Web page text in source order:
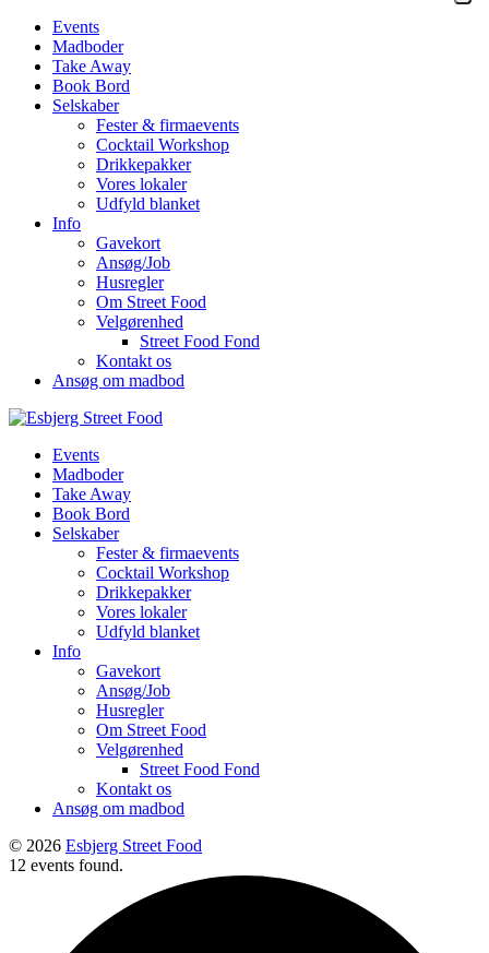
Events
Madboder
Take Away
Book Bord
Selskaber
Fester & firmaevents
Cocktail Workshop
Drikkepakker
Vores lokaler
Udfyld blanket
Info
Gavekort
Ansøg/Job
Husregler
Om Street Food
Velgørenhed
Street Food Fond
Kontakt os
Ansøg om madbod
Events
Madboder
Take Away
Book Bord
Selskaber
Fester & firmaevents
Cocktail Workshop
Drikkepakker
Vores lokaler
Udfyld blanket
Info
Gavekort
Ansøg/Job
Husregler
Om Street Food
Velgørenhed
Street Food Fond
Kontakt os
Ansøg om madbod
© 2026 Esbjerg Street Food
12 events found.